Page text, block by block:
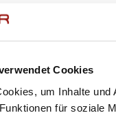
Cookies
um Inhalte und
für soziale
Wert wird bei
Uhr auch auf
Druck von 15 Bar